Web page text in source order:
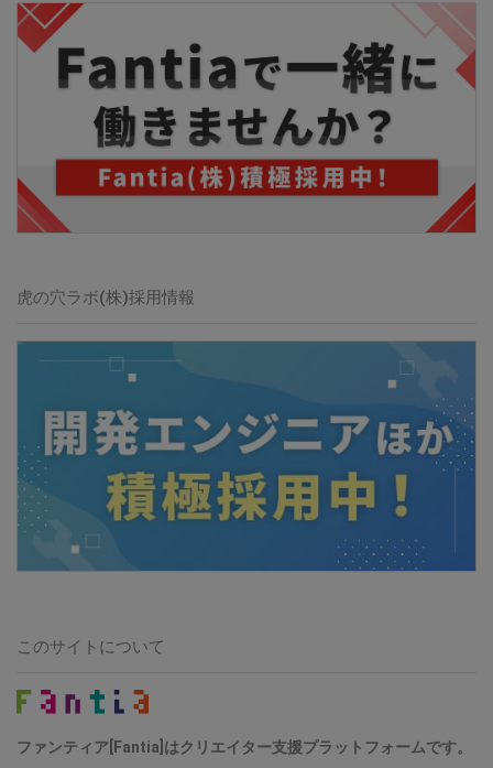
虎の穴ラボ(株)採用情報
このサイトについて
ファンティア[Fantia]はクリエイター支援プラットフォームです。